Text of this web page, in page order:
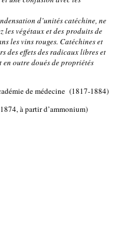
d’unités catéchine, ne
les végétaux et des produits de
les vins rouges. Catéchines et
des effets des radicaux libres et
outre doués de propriétés
de médecine (1817-1884)
à partir d’ammonium)